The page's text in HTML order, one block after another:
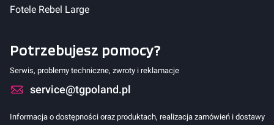
Fotele Rebel Large
Potrzebujesz pomocy?
Serwis, problemy techniczne, zwroty i reklamacje
service@tgpoland.pl
Informacja o dostępności oraz produktach, realizacja zamówień i dostawy